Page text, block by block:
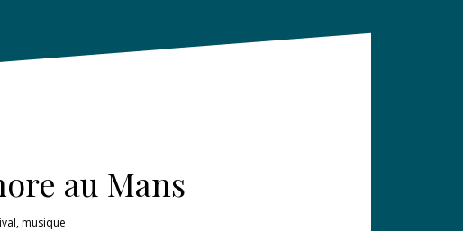
au Mans
,musique